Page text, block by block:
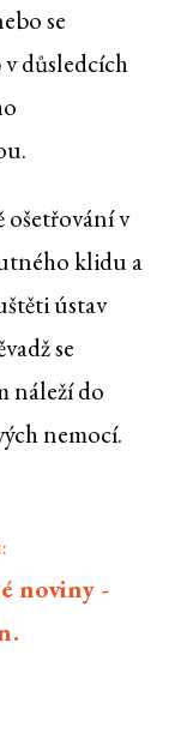
se
důsledcích
ošetřování v
klidu a
ústav
se
náleží do
nemocí.
noviny -